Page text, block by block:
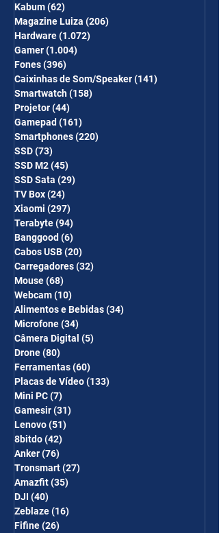
Kabum(62)
Magazine Luiza (206)
Hardware(1.072)
Gamer(1.004)
Fones(396)
Caixinhas de Som/Speaker(141)
Smartwatch(158)
Projetor(44)
Gamepad(161)
Smartphones(220)
SSD(73)
SSD M2(45)
SSD Sata (29)
TV Box(24)
Xiaomi (297)
Terabyte(94)
Banggood(6)
Cabos USB(20)
Carregadores(32)
Mouse(68)
Webcam(10)
Alimentos e Bebidas(34)
Microfone(34)
Câmera Digital (5)
Drone(80)
Ferramentas(60)
Placas de Vídeo(133)
Mini PC(7)
Gamesir(31)
Lenovo(51)
8bitdo(42)
Anker(76)
Tronsmart(27)
Amazfit(35)
DJI (40)
Zeblaze(16)
Fifine(26)